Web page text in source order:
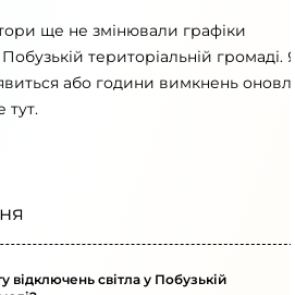
ще не змінювали графіки
територіальній громаді.
або години вимкнень
тут.
відключень світла у Побузькій